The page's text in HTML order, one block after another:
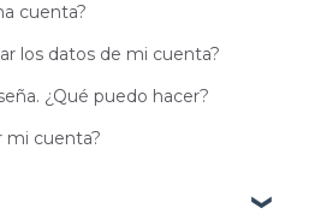
cuenta?
los datos de mi cuenta?
¿Qué puedo hacer?
mi cuenta?